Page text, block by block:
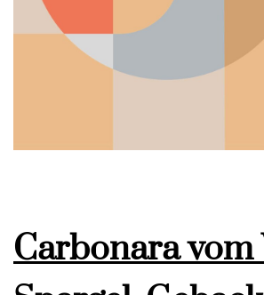
Carbonara vom